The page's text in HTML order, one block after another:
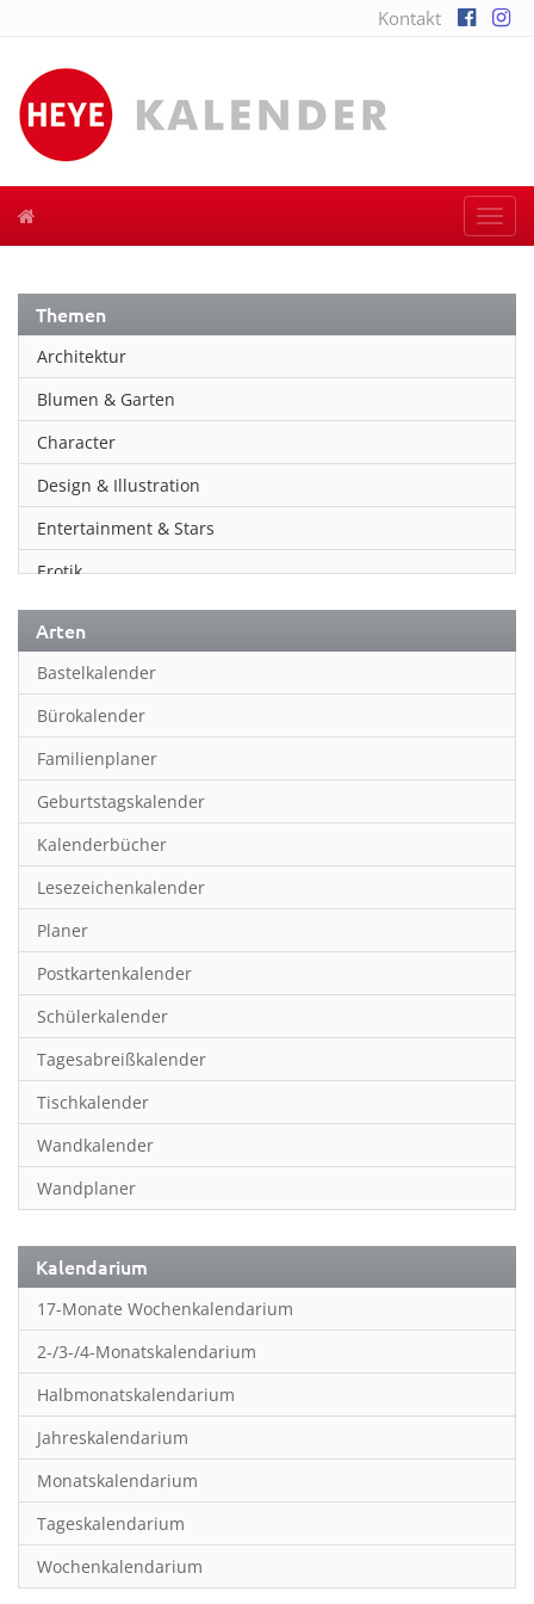
Kontakt
Themen
Architektur
Blumen & Garten
Character
Design & Illustration
Entertainment & Stars
Erotik
Essen & Trinken
Familienplaner
Fantasy
Film
Fotokunst
Frauen
Fußball
Geburtstagskalender
Hobby & Basteln
Humor & Cartoon
Inpiration & Entspannung
Inspiration & Entspannung
Inspiration & Spiritualität
Kinderkalender
Kunst
Länder & Städte
Landschaft & Natur
Lifestyle
Literatur
Manga & Animé
Neutrale Kalender
Partner- & Wandplaner
Planung & Organisation
Arten
Bastelkalender
Bürokalender
Familienplaner
Geburtstagskalender
Kalenderbücher
Lesezeichenkalender
Planer
Postkartenkalender
Schülerkalender
Tagesabreißkalender
Tischkalender
Wandkalender
Wandplaner
Kalendarium
17-Monate Wochenkalendarium
2-/3-/4-Monatskalendarium
Halbmonatskalendarium
Jahreskalendarium
Monatskalendarium
Tageskalendarium
Wochenkalendarium